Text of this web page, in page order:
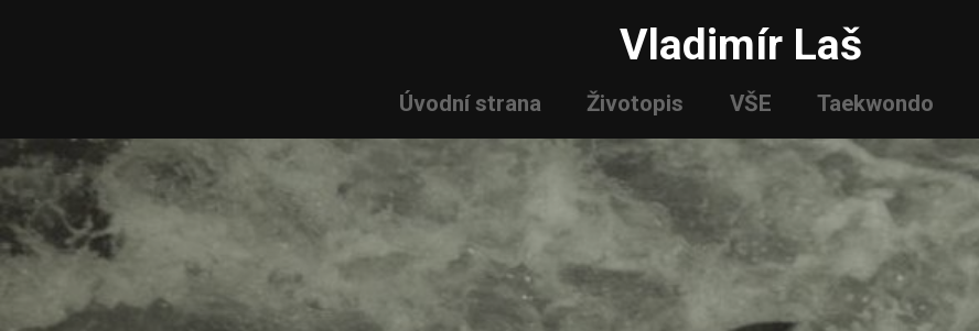
Vladimír Laš
Úvodní strana Životopis VŠE Taekwondo